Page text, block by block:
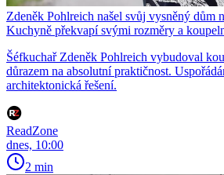
Zdeněk Pohlreich našel svůj vysněný dům
Kuchyně překvapí svými rozměry a
Šéfkuchař Zdeněk Pohlreich vybudoval
důrazem na absolutní praktičnost.
architektonická řešení.
ReadZone
dnes, 10:00
2 min